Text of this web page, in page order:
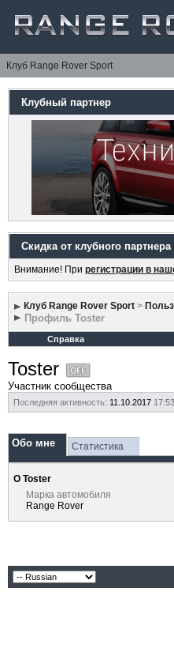
Клуб Range Rover Sport
Клубный партнер
Скидка от клубного
Внимание! При регистрации в
Клуб Range Rover Sport >
Профиль Toster
Справка
Toster
Участник сообщества
Последняя активность: 11.10.2017 17:53
Обо мне Статистика
О Toster
Марка автомобиля
Range Rover